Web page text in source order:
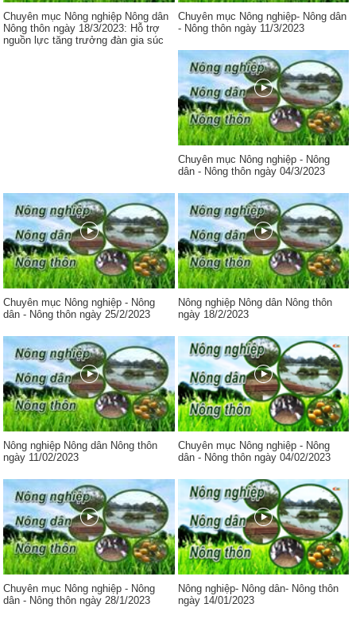
Chuyên mục Nông nghiệp Nông dân
Nông thôn ngày 18/3/2023: Hỗ trợ
nguồn lực tăng trưởng đàn gia súc
Chuyên mục Nông nghiệp- Nông dân
- Nông thôn ngày 11/3/2023
Chuyên mục Nông nghiệp - Nông
dân - Nông thôn ngày 04/3/2023
Chuyên mục Nông nghiệp - Nông
dân - Nông thôn ngày 25/2/2023
Nông nghiệp Nông dân Nông thôn
ngày 18/2/2023
Nông nghiệp Nông dân Nông thôn
ngày 11/02/2023
Chuyên mục Nông nghiệp - Nông
dân - Nông thôn ngày 04/02/2023
Chuyên mục Nông nghiệp - Nông
dân - Nông thôn ngày 28/1/2023
Nông nghiệp- Nông dân- Nông thôn
ngày 14/01/2023